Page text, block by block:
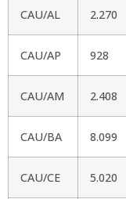
CAU/AL 2.270
CAU/AP 928
CAU/AM 2.408
CAU/BA 8.099
CAU/CE 5.020